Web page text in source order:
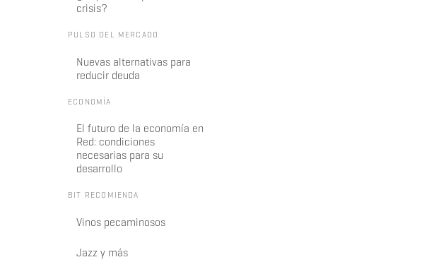
crisis?
PULSO DEL MERCADO
Nuevas alternativas para
reducir deuda
ECONOMÍA
El futuro de la economía en
Red: condiciones
necesarias para su
desarrollo
BIT RECOMIENDA
Vinos pecaminosos
Jazz y más